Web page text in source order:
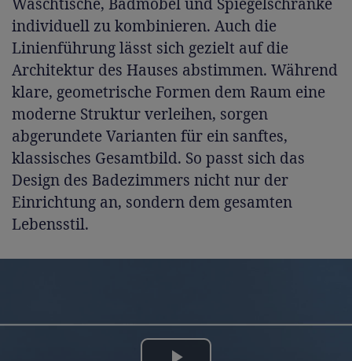
individuell zu kombinieren. Auch die
Linienführung lässt sich gezielt auf die
Architektur des Hauses abstimmen. Während
klare, geometrische Formen dem Raum eine
moderne Struktur verleihen, sorgen
abgerundete Varianten für ein sanftes,
klassisches Gesamtbild. So passt sich das
Design des Badezimmers nicht nur der
Einrichtung an, sondern dem gesamten
Lebensstil.